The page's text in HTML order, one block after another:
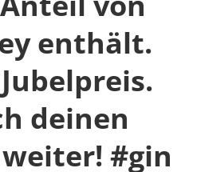
enthält.
deinen
#gin